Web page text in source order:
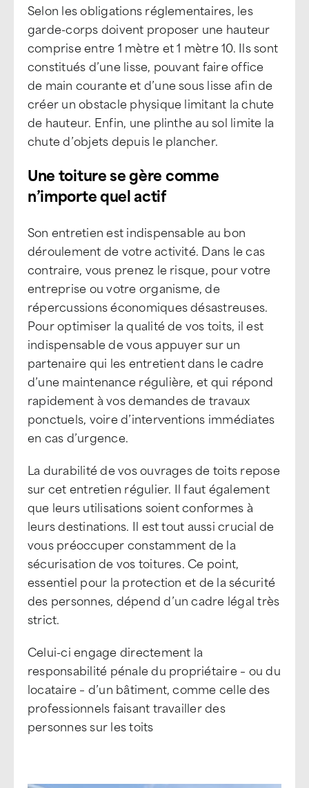
Selon les obligations réglementaires, les
garde-corps doivent proposer une hauteur
comprise entre 1 mètre et 1 mètre 10. Ils sont
constitués d’une lisse, pouvant faire office
de main courante et d’une sous lisse afin de
créer un obstacle physique limitant la chute
de hauteur. Enfin, une plinthe au sol limite la
chute d’objets depuis le plancher.
Une toiture se gère comme
n’importe quel actif
Son entretien est indispensable au bon
déroulement de votre activité. Dans le cas
contraire, vous prenez le risque, pour votre
entreprise ou votre organisme, de
répercussions économiques désastreuses.
Pour optimiser la qualité de vos toits, il est
indispensable de vous appuyer sur un
partenaire qui les entretient dans le cadre
d’une maintenance régulière, et qui répond
rapidement à vos demandes de travaux
ponctuels, voire d’interventions immédiates
en cas d’urgence.
La durabilité de vos ouvrages de toits repose
sur cet entretien régulier. Il faut également
que leurs utilisations soient conformes à
leurs destinations. Il est tout aussi crucial de
vous préoccuper constamment de la
sécurisation de vos toitures. Ce point,
essentiel pour la protection et de la sécurité
des personnes, dépend d’un cadre légal très
strict.
Celui-ci engage directement la
responsabilité pénale du propriétaire – ou du
locataire – d’un bâtiment, comme celle des
professionnels faisant travailler des
personnes sur les toits